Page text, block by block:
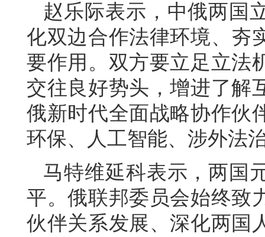
赵乐际表示，中俄两国
化双边合作法律环境、夯
要作用。双方要立足立法
交往良好势头，增进了解
俄新时代全面战略协作伙
环保、人工智能、涉外法
马特维延科表示，两国
平。俄联邦委员会始终致
伙伴关系发展、深化两国